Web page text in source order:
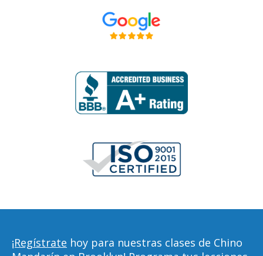
¡Regístrate hoy para nuestras clases de Chino